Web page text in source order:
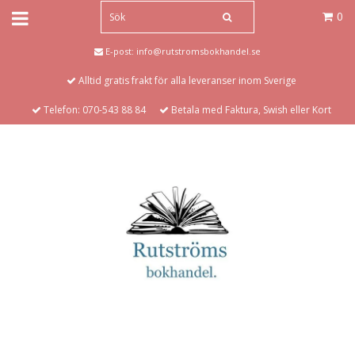
0
E-post: info@rutstromsbokhandel.se
Alltid gratis frakt för alla leveranser inom Sverige
Telefon: 070-543 88 84 Betala med Faktura, Swish eller Kort